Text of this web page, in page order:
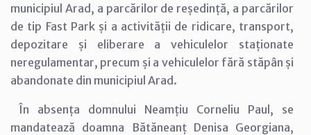
municipiul Arad, a parcărilor de reședință, a parcărilor
de tip Fast Park și a activității de ridicare, transport,
depozitare și eliberare a vehiculelor staționate
neregulamentar, precum și a vehiculelor fără stăpân și
abandonate din municipiul Arad.
În absența domnului Neamțiu Corneliu Paul, se
mandatează doamna Bătăneanț Denisa Georgiana,